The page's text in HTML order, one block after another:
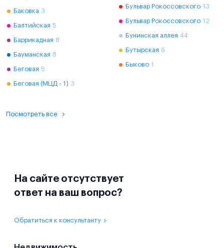
Баковка 3
Балтийская 5
Баррикадная 8
Бауманская 8
Беговая 5
Беговая (МЦД - 1) 3
Бульвар Рокоссовского 13
Бульвар Рокоссовского 12
Бунинская аллея 44
Бутырская 6
Быково 1
Посмотреть все
На сайте отсутствует
ответ на ваш вопрос?
Обратиться к консультанту